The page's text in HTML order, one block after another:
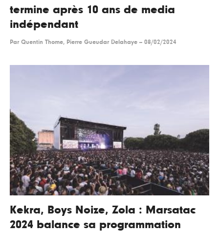
termine après 10 ans de media
indépendant
Par Quentin Thome, Pierre Gueudar Delahaye -- 08/02/2024
Kekra, Boys Noize, Zola : Marsatac
2024 balance sa programmation